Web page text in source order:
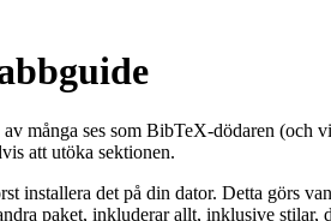
många ses som BibTeX-dödaren (och
att utöka sektionen.
installera det på din dator. Detta görs
paket, inkluderar allt, inklusive stilar,